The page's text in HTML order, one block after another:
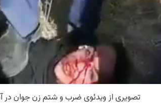
تصویری از ویدئوی ضرب و شتم زن جوان در